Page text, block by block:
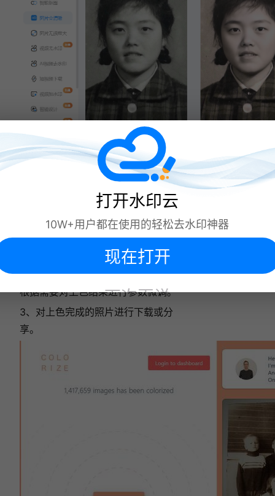
二、使用『Colorize』进行照片上色与
1、访问网站：在浏览器中访问
『Colorize』网站，上传需要上色的黑
2、选择“自动上色”功能，等待AI处理，
根据需要对上色结果进行参数微调。
3、对上色完成的照片进行下载或分
享。
打开水印云
10W+用户都在使用的轻松去水印神器
现在打开
下次再说